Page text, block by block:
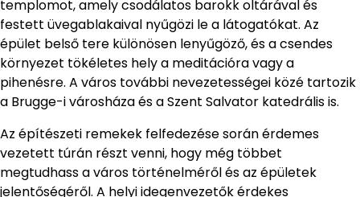
templomot, amely csodálatos barokk oltárával és
festett üvegablakaival nyűgözi le a látogatókat. Az
épület belső tere különösen lenyűgöző, és a csendes
környezet tökéletes hely a meditációra vagy a
pihenésre. A város további nevezetességei közé tartozik
a Brugge-i városháza és a Szent Salvator katedrális is.
Az építészeti remekek felfedezése során érdemes
vezetett túrán részt venni, hogy még többet
megtudhass a város történelméről és az épületek
jelentőségéről. A helyi idegenvezetők érdekes